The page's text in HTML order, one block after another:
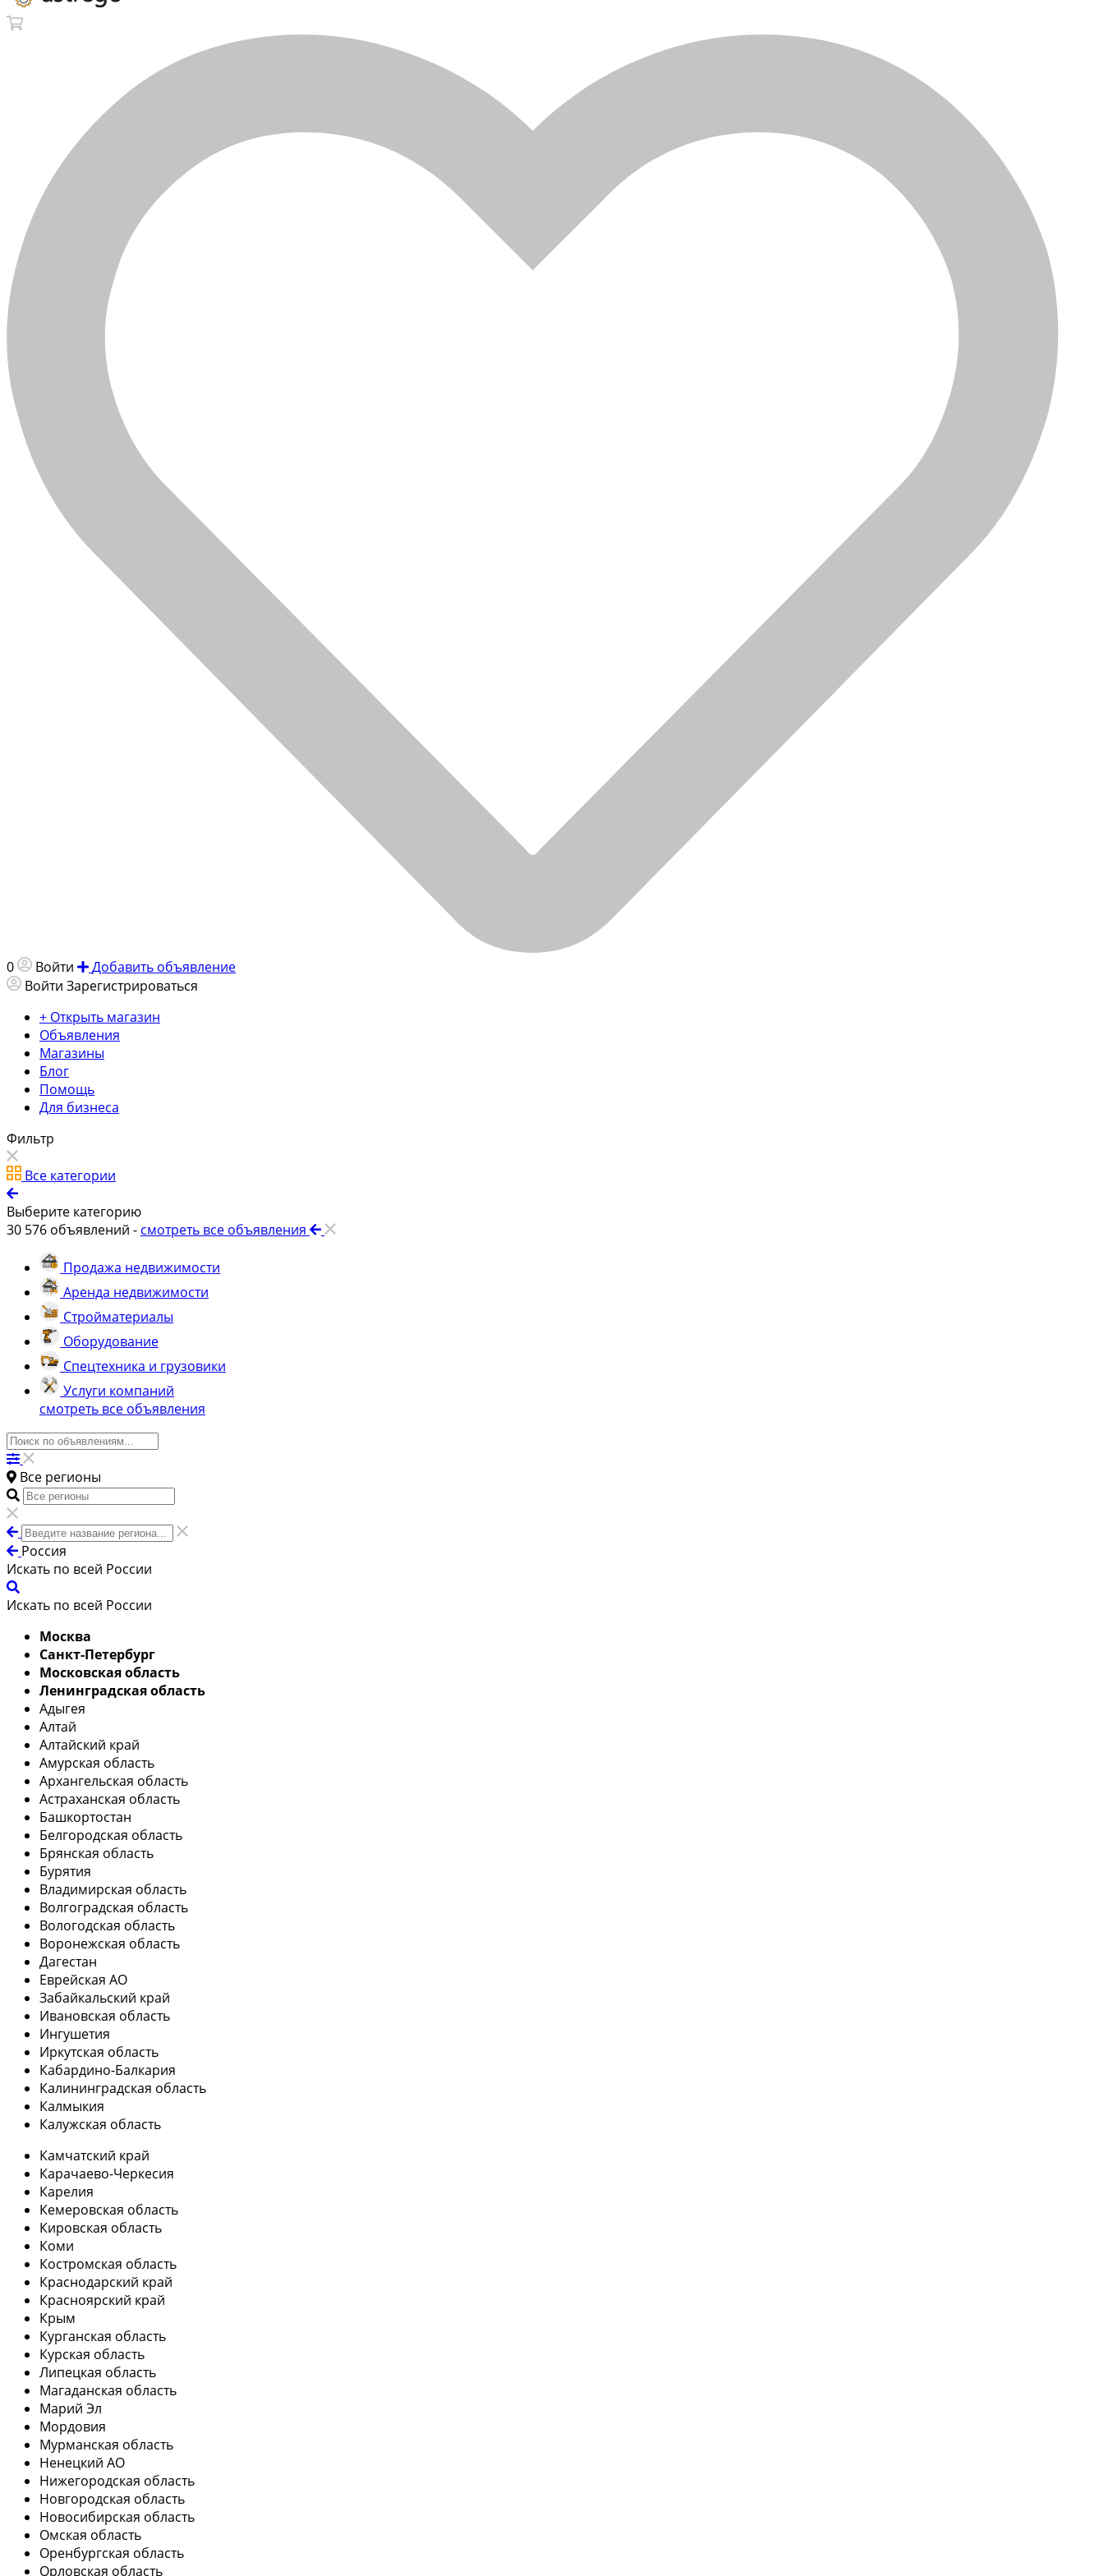
0 Войти
Добавить объявление
Войти Зарегистрироваться
+ Открыть магазин
Объявления
Магазины
Блог
Помощь
Для бизнеса
Фильтр
Все категории
Выберите категорию
30 576 объявлений - смотреть все объявления
Продажа недвижимости
Аренда недвижимости
Стройматериалы
Оборудование
Спецтехника и грузовики
Услуги компаний
смотреть все объявления
Все регионы
Россия
Искать по всей России
Искать по всей России
Москва
Санкт-Петербург
Московская область
Ленинградская область
Адыгея
Алтай
Алтайский край
Амурская область
Архангельская область
Астраханская область
Башкортостан
Белгородская область
Брянская область
Бурятия
Владимирская область
Волгоградская область
Вологодская область
Воронежская область
Дагестан
Еврейская АО
Забайкальский край
Ивановская область
Ингушетия
Иркутская область
Кабардино-Балкария
Калининградская область
Калмыкия
Калужская область
Камчатский край
Карачаево-Черкесия
Карелия
Кемеровская область
Кировская область
Коми
Костромская область
Краснодарский край
Красноярский край
Крым
Курганская область
Курская область
Липецкая область
Магаданская область
Марий Эл
Мордовия
Мурманская область
Ненецкий АО
Нижегородская область
Новгородская область
Новосибирская область
Омская область
Оренбургская область
Орловская область